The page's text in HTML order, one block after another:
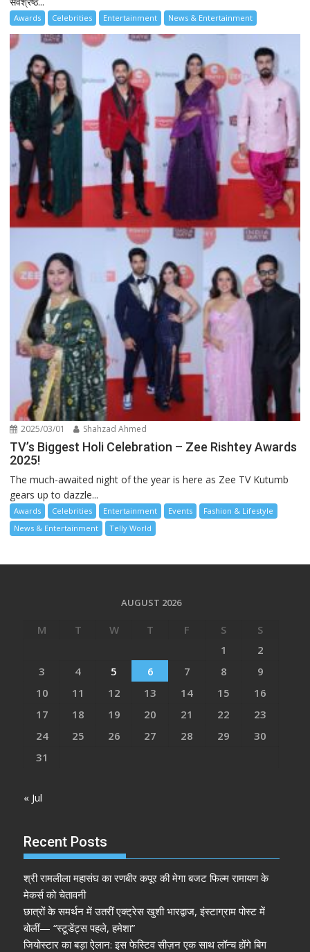
Awards Celebrities Entertainment News & Entertainment
2025/03/01 Shahzad Ahmed
TV’s Biggest Holi Celebration – Zee Rishtey Awards
2025!
The much-awaited night of the year is here as Zee TV Kutumb
gears up to dazzle...
Awards Celebrities Entertainment Events
Fashion & Lifestyle
News & Entertainment
Telly World
AUGUST 2026
M T W T F S
S
1
2
3
4 5 6 7 8
9
10
11 12 13 14 15
16
17
18 19 20 21 22
23
24
25 26 27 28 29
30
31
« Jul
Recent Posts
श्री रामलीला महासंघ का रणबीर कपूर की मेगा बजट फिल्म रामायण के
मेकर्स को चेतावनी
छात्रों के समर्थन में उतरीं एक्ट्रेस खुशी भारद्वाज, इंस्टाग्राम पोस्ट में
बोलीं— “स्टूडेंट्स पहले, हमेशा”
जियोस्टार का बड़ा ऐलान: इस फेस्टिव सीज़न एक साथ लॉन्च होंगे बिग